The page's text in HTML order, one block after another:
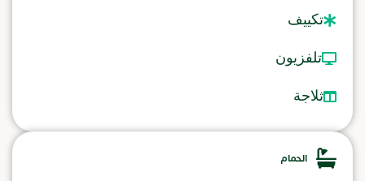
تكييف
تلفزيون
ثلاجة
الحمام